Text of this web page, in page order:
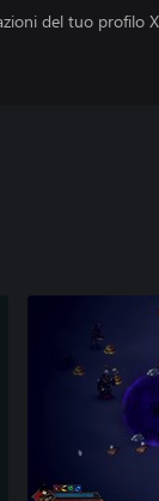
del tuo profilo